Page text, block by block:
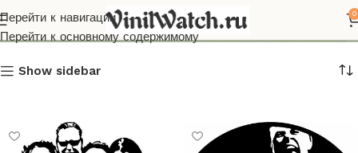
Перейти к навигации
Перейти к основному содержимому
0
Show sidebar